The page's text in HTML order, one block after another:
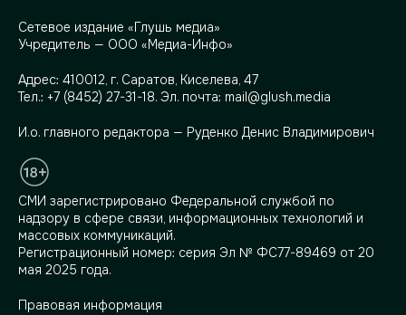
Сетевое издание «Глушь медиа»
Учредитель — ООО «Медиа-Инфо»
Адрес: 410012, г. Саратов, Киселева, 47
Тел.: +7 (8452) 27-31-18. Эл. почта: mail@glush.media
И.о. главного редактора — Руденко Денис Владимирович
СМИ зарегистрировано Федеральной службой по
надзору в сфере связи, информационных технологий и
массовых коммуникаций.
Регистрационный номер: серия Эл № ФС77-89469 от 20
мая 2025 года.
Правовая информация